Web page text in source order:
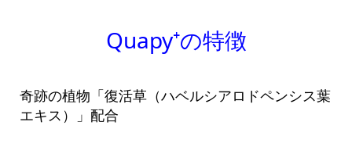
Quapy⁺の特徴
奇跡の植物「復活草（ハベルシアロドペンシス葉
エキス）」配合